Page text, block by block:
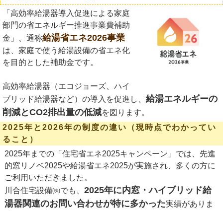
「高効率給湯器導入促進による家庭
部門の省エネルギー推進事業費補助
金」、通称給湯省エネ2026事業
は、家庭で使う給湯設備の省エネ化
を目的とした補助金です。
高効率給湯器（エコジョーズ、ハイ
ブリッド給湯器など）の導入を促進し、 給湯エネルギーの
削減とCO2排出量の低減を図ります。
2025年と2026年の制度の違い（現時点でわかってい
ること）
2025年までの「住宅省エネ2025キャンペーン」では、先進
的窓リノベ2025や給湯省エネ2025が実施され、多くの方に
ご利用いただきました。
川合住宅設備㈱でも、 2025年に内窓・ハイブリッド給
湯器関連のお問い合わせが特に多かった実績がありま